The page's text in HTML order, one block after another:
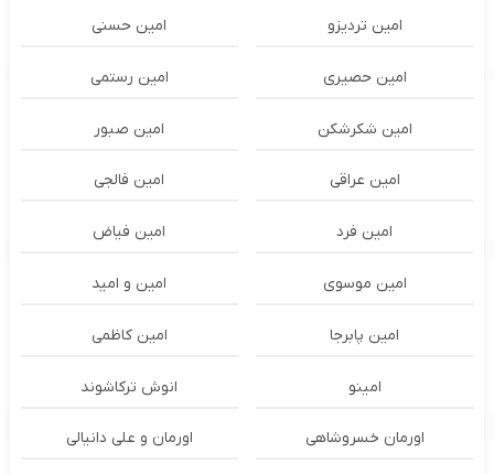
امین تردیزو امین حسنی
امین حصیری امین رستمی
امین شکرشکن امین صبور
امین عراقی امین فالجی
امین فرد امین فیاض
امین موسوی امین و امید
امین پابرجا امین کاظمی
امینو انوش ترکاشوند
اورمان خسروشاهی اورمان و علی دانیالی